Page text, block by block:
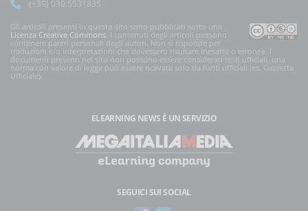
(+39) 030.5531835
Gli articoli presenti in questo sito sono pubblicati sotto una
Licenza Creative Commons . I contenuti degli articoli possono
contenere pareri personali degli autori. Non si risponde per
traduzioni e/o interpretazioni che dovessero risultare inesatte o erronee. I
documenti presenti nel sito non possono essere considerati testi ufficiali, una
norma con valore di legge può essere ricavata solo da fonti ufficiali (es. Gazzetta
Ufficiale).
ELEARNING NEWS È UN SERVIZIO
SEGUICI SUI SOCIAL